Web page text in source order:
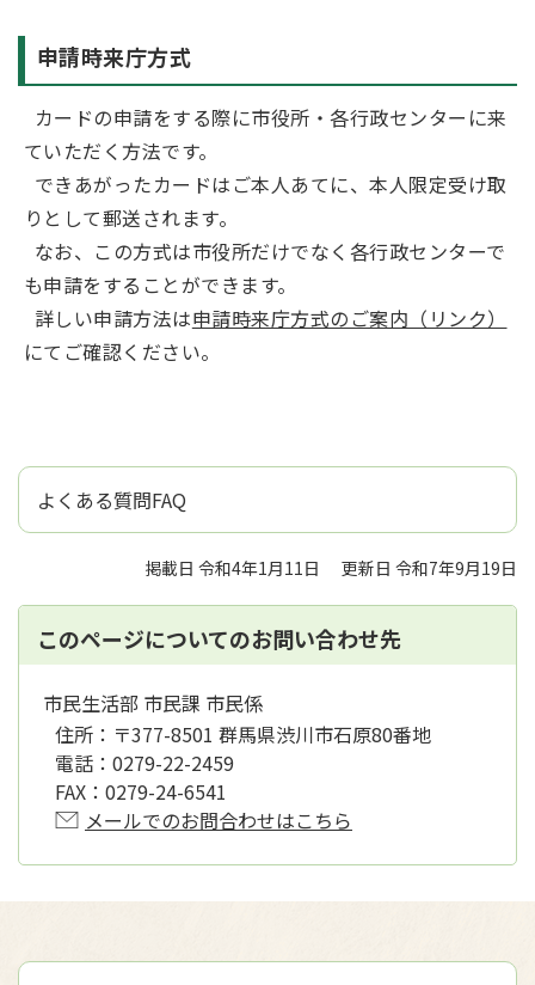
申請時来庁方式
カードの申請をする際に市役所・各行政センターに来
ていただく方法です。
できあがったカードはご本人あてに、本人限定受け取
りとして郵送されます。
なお、この方式は市役所だけでなく各行政センターで
も申請をすることができます。
詳しい申請方法は申請時来庁方式のご案内（リンク）
にてご確認ください。
よくある質問FAQ
掲載日 令和4年1月11日 更新日 令和7年9月19日
このページについてのお問い合わせ先
市民生活部 市民課 市民係
住所： 〒377-8501 群馬県渋川市石原80番地
電話： 0279-22-2459
FAX： 0279-24-6541
メールでのお問合わせはこちら